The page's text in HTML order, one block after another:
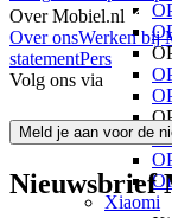
Xiaomi
Over Mobiel.nl
Over onsWerken bij
statementPers
Volg ons via
Meld je aan voor de
Nieuwsbrief